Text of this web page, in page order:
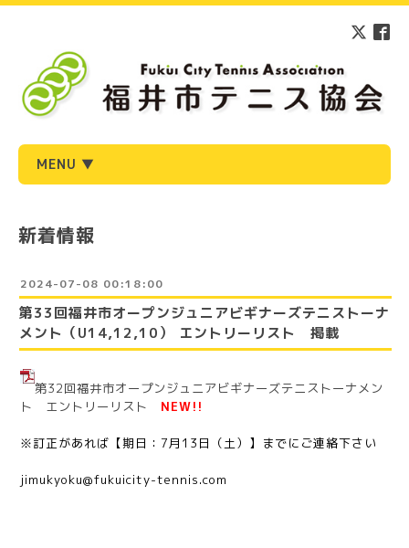
MENU ▼
新着情報
2024-07-08 00:18:00
第33回福井市オープンジュニアビギナーズテニストーナ
メント（U14,12,10） エントリーリスト 掲載
第32回福井市オープンジュニアビギナーズテニストーナメン
ト エントリーリスト
NEW!!
※訂正があれば【期日：7月13日（土）】までにご連絡下さい
jimukyoku@fukuicity-tennis.com